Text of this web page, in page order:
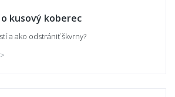
koberec do malého
kusový koberec
a ako odstrániť škvrny?